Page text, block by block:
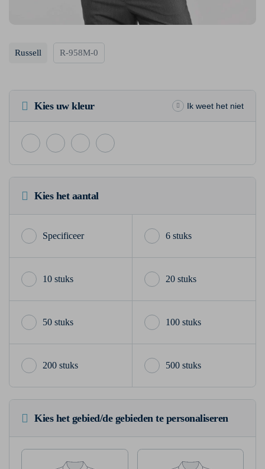
Russell R-958M-0
Kies uw kleur Ik weet het niet
Kies het aantal
6 stuks
10 stuks 20 stuks
50 stuks 100 stuks
200 stuks 500 stuks
Kies het gebied/de gebieden te personaliseren